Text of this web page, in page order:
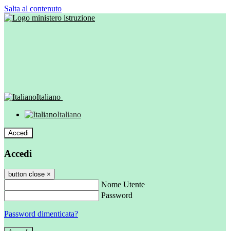
Salta al contenuto
Italiano
Italiano
Accedi
Accedi
button close ×
Nome Utente
Password
Password dimenticata?